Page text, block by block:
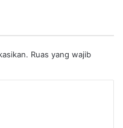
Ruas yang wajib